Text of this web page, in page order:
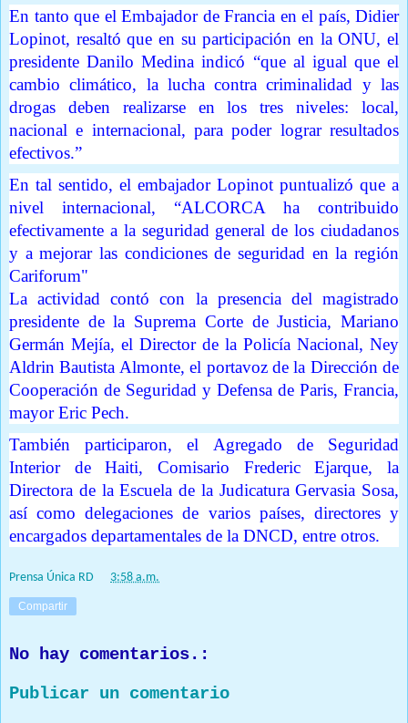
En tanto que el Embajador de Francia en el país, Didier
Lopinot, resaltó que en su participación en la ONU, el
presidente Danilo Medina indicó “que al igual que el
cambio climático, la lucha contra criminalidad y las
drogas deben realizarse en los tres niveles: local,
nacional e internacional, para poder lograr resultados
efectivos.”
En tal sentido, el embajador Lopinot puntualizó que a
nivel internacional, “ALCORCA ha contribuido
efectivamente a la seguridad general de los ciudadanos
y a mejorar las condiciones de seguridad en la región
Cariforum"
La actividad contó con la presencia del magistrado
presidente de la Suprema Corte de Justicia, Mariano
Germán Mejía, el Director de la Policía Nacional, Ney
Aldrin Bautista Almonte, el portavoz de la Dirección de
Cooperación de Seguridad y Defensa de Paris, Francia,
mayor Eric Pech.
También participaron, el Agregado de Seguridad
Interior de Haiti, Comisario Frederic Ejarque, la
Directora de la Escuela de la Judicatura Gervasia Sosa,
así como delegaciones de varios países, directores y
encargados departamentales de la DNCD, entre otros.
Prensa Única RD 3:58 a.m.
Compartir
No hay comentarios.:
Publicar un comentario